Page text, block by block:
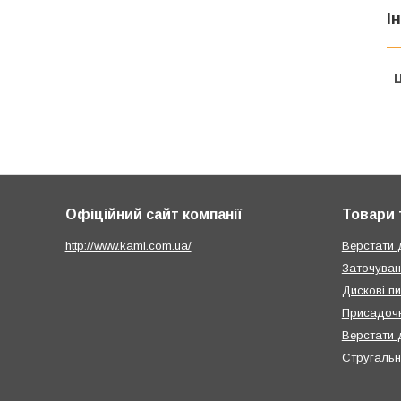
Офіційний сайт компанії
http://www.kami.com.ua/
Товари
Верстати
Дискові
Верстати